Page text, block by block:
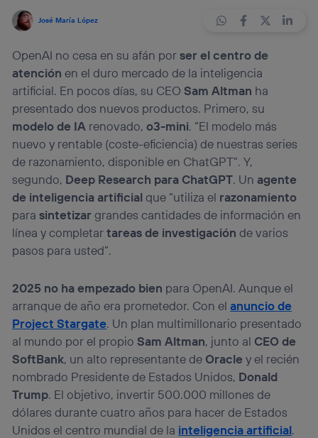
José María López
OpenAI no cesa en su afán porser el centro de
atención en el duro mercado de la inteligencia
artificial. En pocos días, su CEOSam Altman ha
presentado dos nuevos productos. Primero, su
modelo de IA renovado,o3-mini. “El modelo más
nuevo y rentable (coste-eficiencia) de nuestras series
de razonamiento, disponible en ChatGPT”. Y,
segundo, Deep Research para ChatGPT. Un agente
de inteligencia artificialque “utiliza el razonamiento
parasintetizar grandes cantidades de información en
línea y completartareas de investigación de varios
pasos para usted”.
2025 no ha empezado bien para OpenAI. Aunque el
arranque de año era prometedor. Con elanuncio de
Project Stargate. Un plan multimillonario presentado
al mundo por el propioSam Altman, junto al CEO de
SoftBank, un alto representante de Oracle y el recién
nombrado Presidente de Estados Unidos, Donald
Trump. El objetivo, invertir 500.000 millones de
dólares durante cuatro años para hacer de Estados
Unidos el centro mundial de la inteligencia artificial.